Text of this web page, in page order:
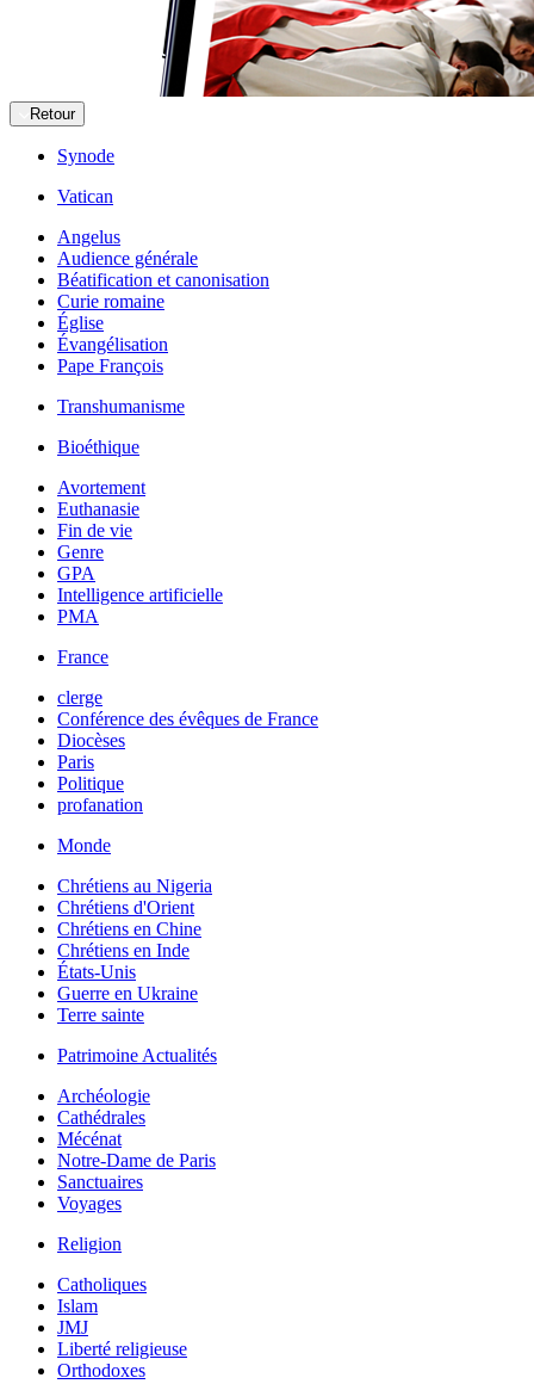
Retour
Synode
Vatican
Angelus
Audience générale
Béatification et canonisation
Curie romaine
Église
Évangélisation
Pape François
Transhumanisme
Bioéthique
Avortement
Euthanasie
Fin de vie
Genre
GPA
Intelligence artificielle
PMA
France
clerge
Conférence des évêques de France
Diocèses
Paris
Politique
profanation
Monde
Chrétiens au Nigeria
Chrétiens d'Orient
Chrétiens en Chine
Chrétiens en Inde
États-Unis
Guerre en Ukraine
Terre sainte
Patrimoine Actualités
Archéologie
Cathédrales
Mécénat
Notre-Dame de Paris
Sanctuaires
Voyages
Religion
Catholiques
Islam
JMJ
Liberté religieuse
Orthodoxes